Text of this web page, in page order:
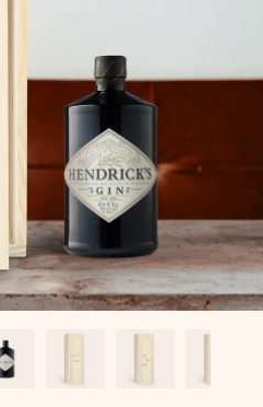
několika kroků – s jejím
vzkazem, který doopravdy
složitosti, jen spousta